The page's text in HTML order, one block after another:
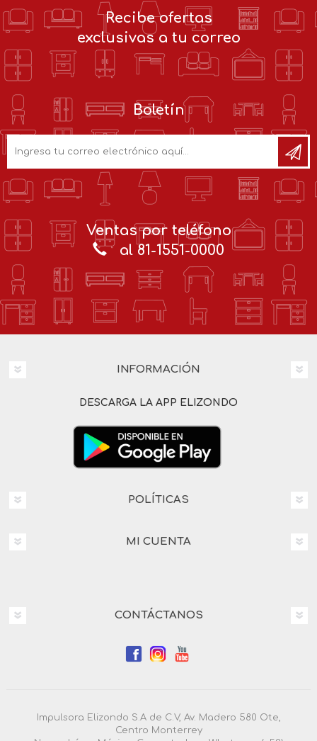
Recibe ofertas
exclusivas a tu correo
Boletín
Ventas por teléfono
al 81-1551-0000
INFORMACIÓN
DESCARGA LA APP ELIZONDO
POLÍTICAS
MI CUENTA
CONTÁCTANOS
Impulsora Elizondo S.A de C.V, Av. Madero 580 Ote,
Centro Monterrey